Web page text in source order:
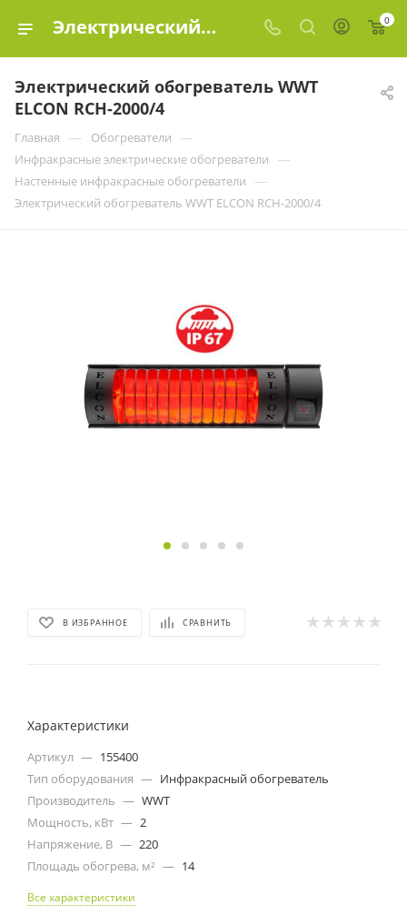
Электрический обогреватель WWT ELCON RCH-2000/4 купить в Москве по цене | Эко-Элемент 0
Электрический обогреватель WWT
ELCON RCH-2000/4
Главная — Обогреватели —
Инфракрасные электрические обогреватели —
Настенные инфракрасные обогреватели —
Электрический обогреватель WWT ELCON RCH-2000/4
В ИЗБРАННОЕ СРАВНИТЬ
Характеристики
Артикул — 155400
Тип оборудования — Инфракрасный обогреватель
Производитель — WWT
Мощность, кВт — 2
Напряжение, В — 220
Площадь обогрева, м² — 14
Все характеристики